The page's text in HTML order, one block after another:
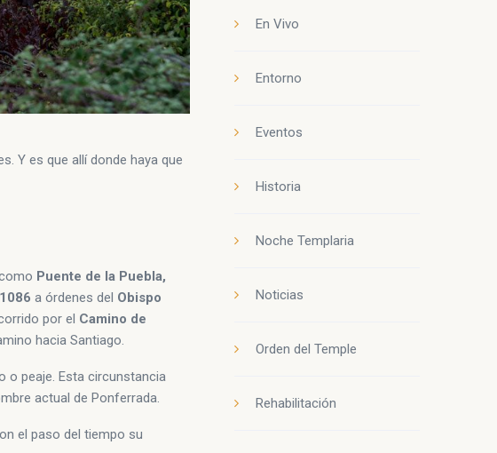
Y es que allí donde haya que
Puente de la Puebla,
a órdenes del Obispo
por el Camino de
hacia Santiago.
o peaje. Esta circunstancia
actual de Ponferrada.
el paso del tiempo su
En Vivo
Entorno
Eventos
Historia
Noche Templaria
Noticias
Orden del Temple
Rehabilitación